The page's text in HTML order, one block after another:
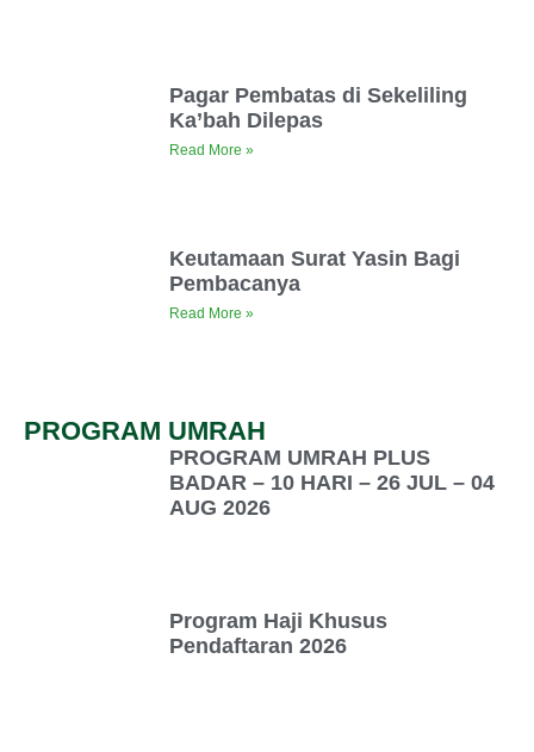
Pagar Pembatas di Sekeliling
Ka’bah Dilepas
Read More »
Keutamaan Surat Yasin Bagi
Pembacanya
Read More »
PROGRAM UMRAH
PROGRAM UMRAH PLUS
BADAR – 10 HARI – 26 JUL – 04
AUG 2026
Program Haji Khusus
Pendaftaran 2026